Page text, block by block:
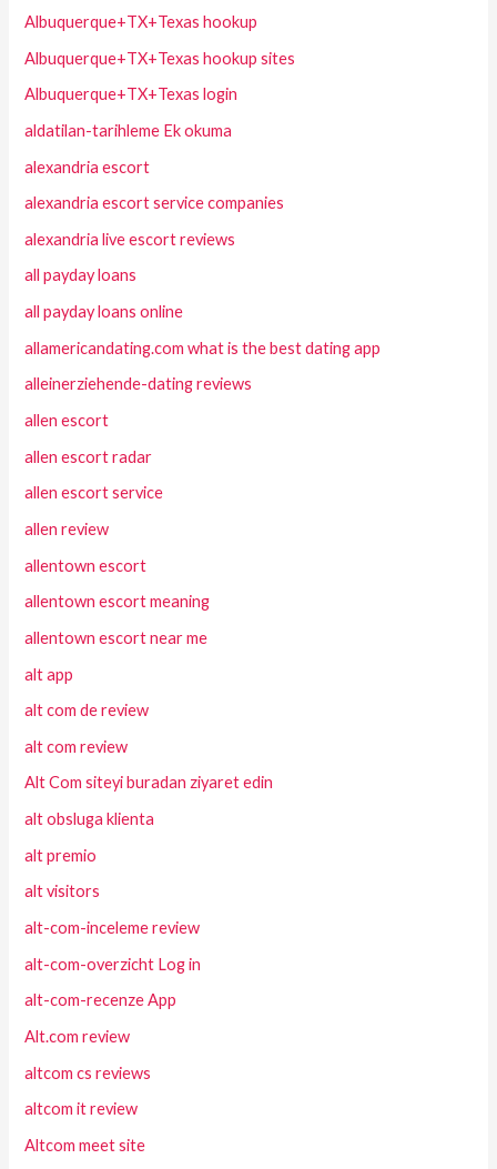
Albuquerque+TX+Texas hookup
Albuquerque+TX+Texas hookup sites
Albuquerque+TX+Texas login
aldatilan-tarihleme Ek okuma
alexandria escort
alexandria escort service companies
alexandria live escort reviews
all payday loans
all payday loans online
allamericandating.com what is the best dating app
alleinerziehende-dating reviews
allen escort
allen escort radar
allen escort service
allen review
allentown escort
allentown escort meaning
allentown escort near me
alt app
alt com de review
alt com review
Alt Com siteyi buradan ziyaret edin
alt obsluga klienta
alt premio
alt visitors
alt-com-inceleme review
alt-com-overzicht Log in
alt-com-recenze App
Alt.com review
altcom cs reviews
altcom it review
Altcom meet site